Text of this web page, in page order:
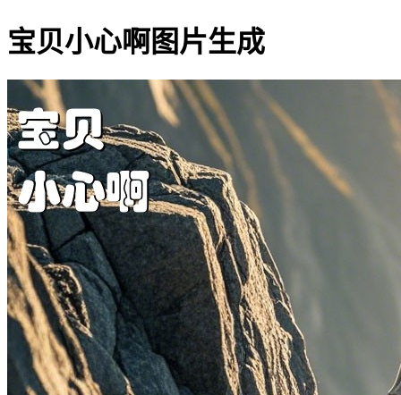
宝贝小心啊图片生成